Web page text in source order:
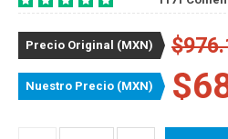
Precio Original (MXN)
Nuestro Precio (MXN)